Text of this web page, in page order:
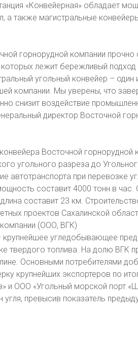
«Конвейерная» обладает
а также магистральные
горнорудной компании
лежит бережливый подход
угольный конвейер –
компании. Мы уверены, что
снизит воздействие
директор Восточной
Восточной горнорудной
угольного разреза до
автотранспорта при перевозке
составит 4000 тонн в час.
составит 23 км.
проектов Сахалинской
(ООО, ВГК)
угледобывающее
твердого топлива. На долю ВГК
Основными потребителями
крупнейших экспортеров по
и ООО «Угольный морской порт
превысив показатель